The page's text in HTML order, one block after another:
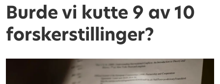
Burde vi kutte 9 av 10
forskerstillinger?